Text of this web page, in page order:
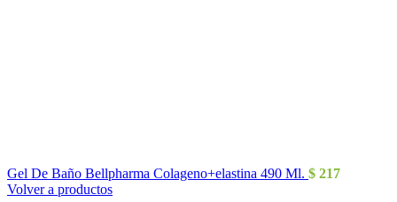
Gel De Baño Bellpharma Colageno+elastina 490 Ml. $ 217
Volver a productos